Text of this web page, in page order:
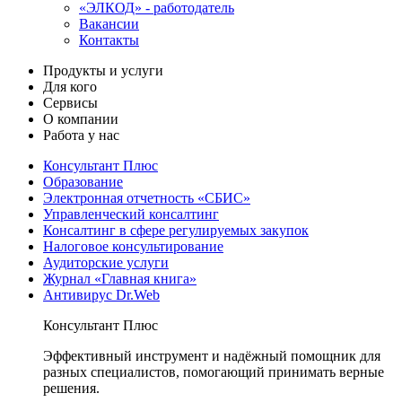
«ЭЛКОД» - работодатель
Вакансии
Контакты
Продукты и услуги
Для кого
Сервисы
О компании
Работа у нас
Консультант Плюс
Образование
Электронная отчетность «СБИС»
Управленческий консалтинг
Консалтинг в сфере регулируемых закупок
Налоговое консультирование
Аудиторские услуги
Журнал «Главная книга»
Антивирус Dr.Web
Консультант Плюс
Эффективный инструмент и надёжный помощник для
разных специалистов, помогающий принимать верные
решения.